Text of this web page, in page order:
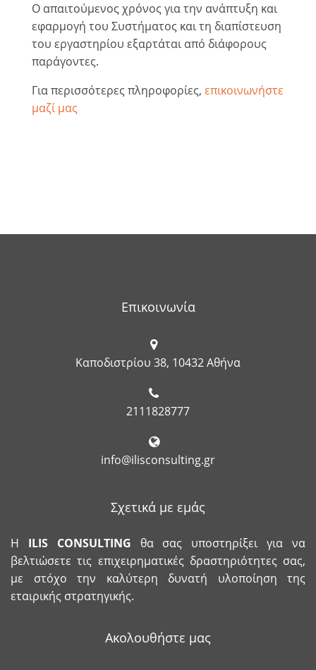
Ο απαιτούμενος χρόνος για την ανάπτυξη και
εφαρμογή του Συστήματος και τη διαπίστευση
του εργαστηρίου εξαρτάται από διάφορους
παράγοντες.
Για περισσότερες πληροφορίες, επικοινωνήστε
μαζί μας
Επικοινωνία
Καποδιστρίου 38, 10432 Αθήνα
2111828777
info@ilisconsulting.gr
Σχετικά με εμάς
Η ILIS CONSULTING θα σας υποστηρίξει για να
βελτιώσετε τις επιχειρηματικές δραστηριότητες σας,
με στόχο την καλύτερη δυνατή υλοποίηση της
εταιρικής στρατηγικής.
Ακολουθήστε μας